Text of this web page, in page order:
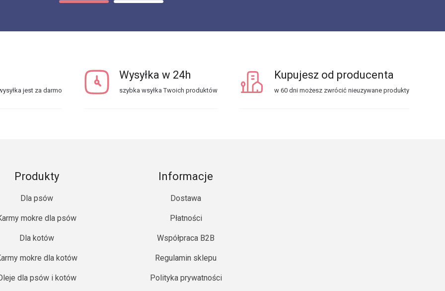
jest za darmo
Wysyłka w 24h
szybka wsyłka Twoich produktów
Kupujesz od producenta
w 60 dni możesz zwrócić nieuzywane produkty
Produkty
Dla psów
mokre dla psów
Dla kotów
mokre dla kotów
dla psów i kotów
Informacje
Dostawa
Płatności
Współpraca B2B
Regulamin sklepu
Polityka prywatności